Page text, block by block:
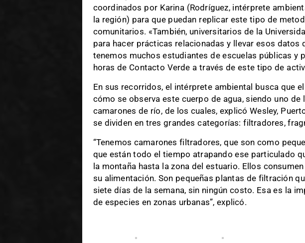
coordinados por Karina (Rodríguez, intérprete
la región) para que puedan replicar este tipo de
comunitarios. «También, universitarios de la
para hacer prácticas relacionadas y llevar esos datos
tenemos muchos estudiantes de escuelas públicas y
horas de Contacto Verde a través de este tipo de
En sus recorridos, el intérprete ambiental busca que
cómo se observa este cuerpo de agua, siendo uno
camarones de río, de los cuales, explicó Wesley,
se dividen en tres grandes categorías: filtradores,
“Tenemos camarones filtradores, que son como
que están todo el tiempo atrapando ese particulado
la montaña hasta la zona del estuario. Ellos
su alimentación. Son pequeñas plantas de filtración
siete días de la semana, sin ningún costo. Esa es la
de especies en zonas urbanas”, explicó.